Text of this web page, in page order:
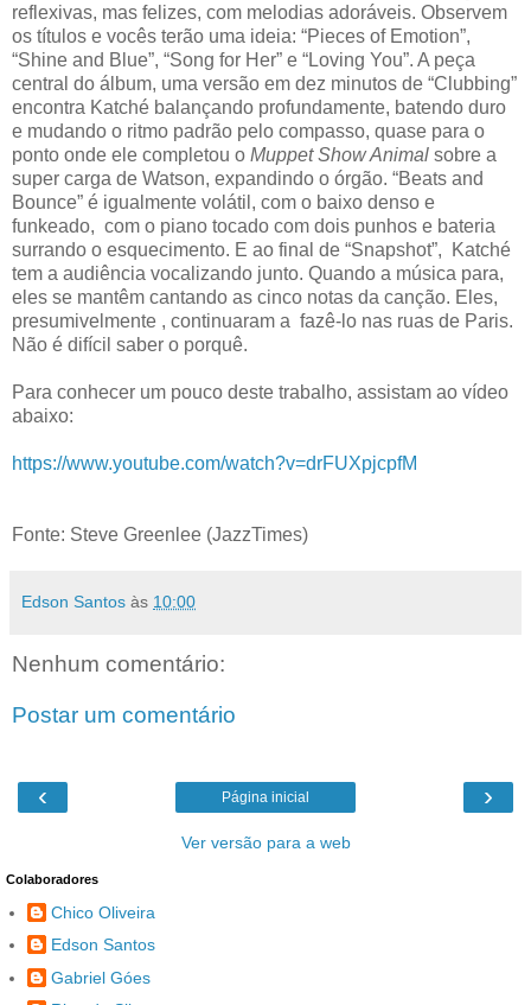
reflexivas, mas felizes, com melodias adoráveis. Observem
os títulos e vocês terão uma ideia: “Pieces of Emotion”,
“Shine and Blue”, “Song for Her” e “Loving You”. A peça
central do álbum, uma versão em dez minutos de “Clubbing”
encontra Katché balançando profundamente, batendo duro
e mudando o ritmo padrão pelo compasso, quase para o
ponto onde ele completou o Muppet Show Animal sobre a
super carga de Watson, expandindo o órgão. “Beats and
Bounce” é igualmente volátil, com o baixo denso e
funkeado, com o piano tocado com dois punhos e bateria
surrando o esquecimento. E ao final de “Snapshot”, Katché
tem a audiência vocalizando junto. Quando a música para,
eles se mantêm cantando as cinco notas da canção. Eles,
presumivelmente , continuaram a fazê-lo nas ruas de Paris.
Não é difícil saber o porquê.
Para conhecer um pouco deste trabalho, assistam ao vídeo
abaixo:
https://www.youtube.com/watch?v=drFUXpjcpfM
Fonte: Steve Greenlee (JazzTimes)
Edson Santos às 10:00
Nenhum comentário:
Postar um comentário
‹ ›
Página inicial
Ver versão para a web
Colaboradores
Chico Oliveira
Edson Santos
Gabriel Góes